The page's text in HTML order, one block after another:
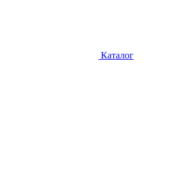
Каталог